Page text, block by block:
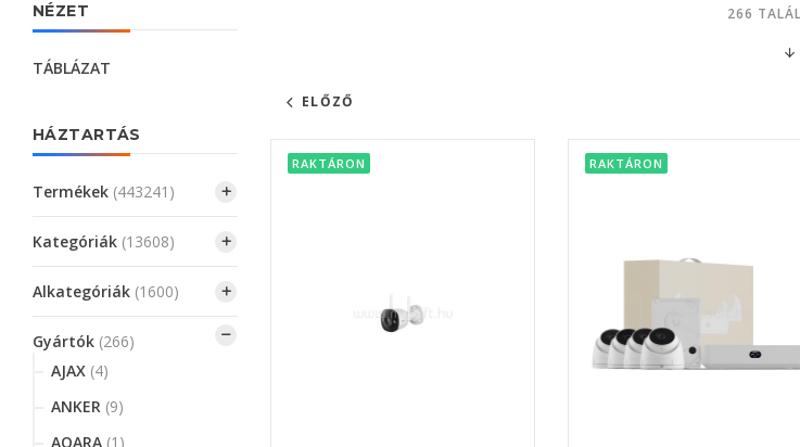
NÉZET
TÁBLÁZAT
HÁZTARTÁS
Termékek (443241)
Kategóriák (13608)
Alkategóriák (1600)
Gyártók (266)
AJAX (4)
ANKER (9)
AQARA (1)
266
ELŐZŐ
RAKTÁRON RAKTÁRON